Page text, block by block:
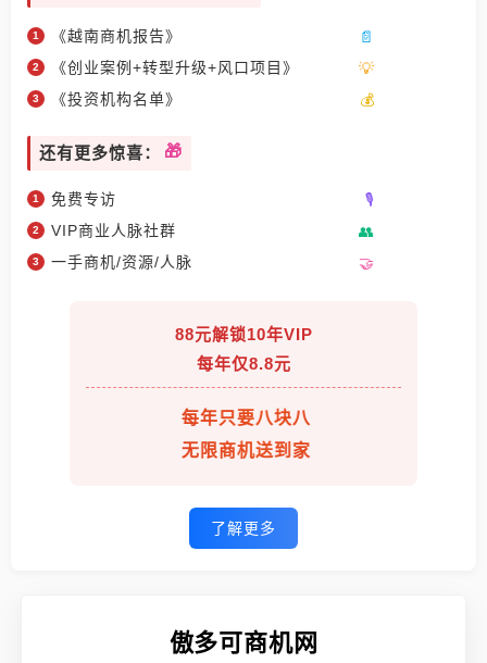
《越南商机报告》
《创业案例+转型升级+风口项目》
《投资机构名单》
还有更多惊喜：
免费专访
VIP商业人脉社群
一手商机/资源/人脉
88元解锁10年VIP
每年仅8.8元
每年只要八块八
无限商机送到家
了解更多
傲多可商机网